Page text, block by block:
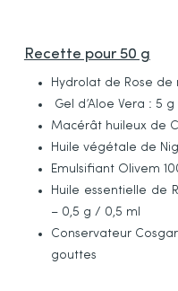
Recette pour 50 g
Hydrolat de Rose de
Gel d’Aloe Vera : 5
Macérât huileux de
Huile végétale de
Emulsifiant Olivem
Huile essentielle de
– 0,5 g / 0,5 ml
Conservateur
gouttes